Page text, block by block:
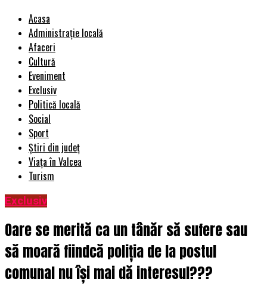
Acasa
Administrație locală
Afaceri
Cultură
Eveniment
Exclusiv
Politică locală
Social
Sport
Știri din județ
Viața în Valcea
Turism
Exclusiv
Oare se merită ca un tânăr să sufere sau
să moară fiindcă poliția de la postul
comunal nu își mai dă interesul???